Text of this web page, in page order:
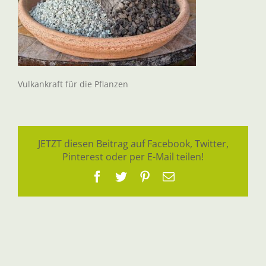
Vulkankraft für die Pflanzen
JETZT diesen Beitrag auf Facebook, Twitter,
Pinterest oder per E-Mail teilen!
Facebook
TwitterPinterest
E-